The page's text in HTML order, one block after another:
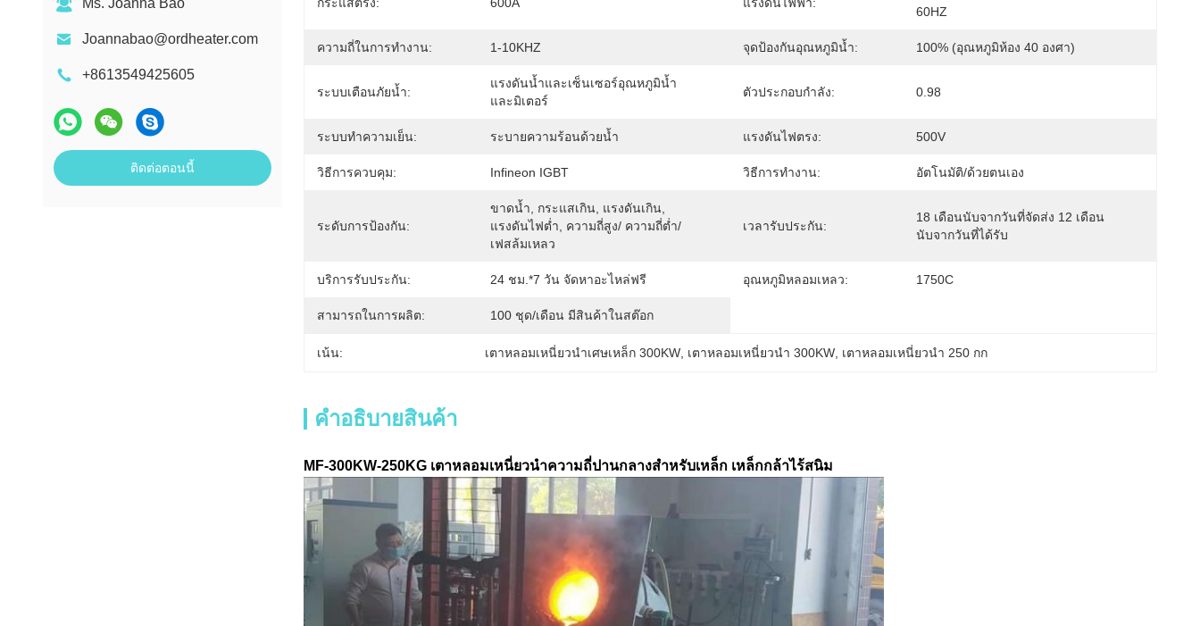
Ms. Joanna Bao
Joannabao@ordheater.com
+8613549425605
ติดต่อตอนนี้
60HZ
ความถี่ในการทำงาน: 1-10KHZ จุดป้องกันอุณหภูมิน้ำ: 100% (อุณหภูมิห้อง 40 องศา)
ระบบเตือนภัยน้ำ:
แรงดันน้ำและเซ็นเซอร์อุณหภูมิน้ำ
และมิเตอร์
ตัวประกอบกำลัง: 0.98
ระบบทำความเย็น: ระบายความร้อนด้วยน้ำ แรงดันไฟตรง: 500V
วิธีการควบคุม: Infineon IGBT วิธีการทำงาน: อัตโนมัติ/ด้วยตนเอง
ระดับการป้องกัน:
ขาดน้ำ, กระแสเกิน, แรงดันเกิน,
แรงดันไฟต่ำ, ความถี่สูง/ ความถี่ต่ำ/
เฟสล้มเหลว
เวลารับประกัน:
18 เดือนนับจากวันที่จัดส่ง 12 เดือน
นับจากวันที่ได้รับ
บริการรับประกัน: 24 ชม.*7 วัน จัดหาอะไหล่ฟรี อุณหภูมิหลอมเหลว: 1750C
สามารถในการผลิต: 100 ชุด/เดือน มีสินค้าในสต๊อก
เน้น: เตาหลอมเหนี่ยวนำเศษเหล็ก 300KW เตาหลอมเหนี่ยวนำ 300KW เตาหลอมเหนี่ยวนำ 250 กก
คำอธิบายสินค้า
MF-300KW-250KG เตาหลอมเหนี่ยวนำความถี่ปานกลางสำหรับเหล็ก เหล็กกล้าไร้สนิม